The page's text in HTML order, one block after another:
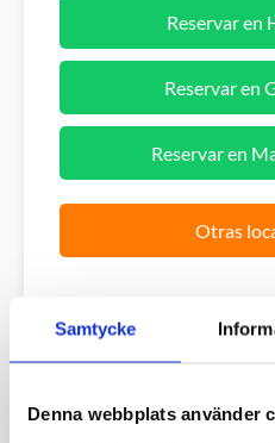
Samtycke
Denna webbplats använder
Reservar en
Reservar en
Reservar en
Otras
¿Qué tipo de certificado es?
Para futuros alumnos de
con especial atención a la